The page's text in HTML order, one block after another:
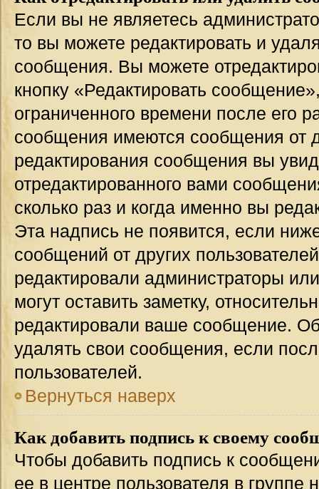
Если вы не являетесь
то вы можете редактировать и
сообщения. Вы можете
кнопку «Редактировать
ограниченного времени после его
сообщения имеются сообщения от
редактирования сообщения вы
отредактированного вами
сколько раз и когда именно вы
Эта надпись не появится, если
сообщений от других
редактировали администраторы
могут оставить заметку,
редактировали ваше сообщение.
удалять свои сообщения, если
пользователей.
Вернуться наверх
Как добавить подпись к своему
Чтобы добавить подпись к
ее в центре пользователя в